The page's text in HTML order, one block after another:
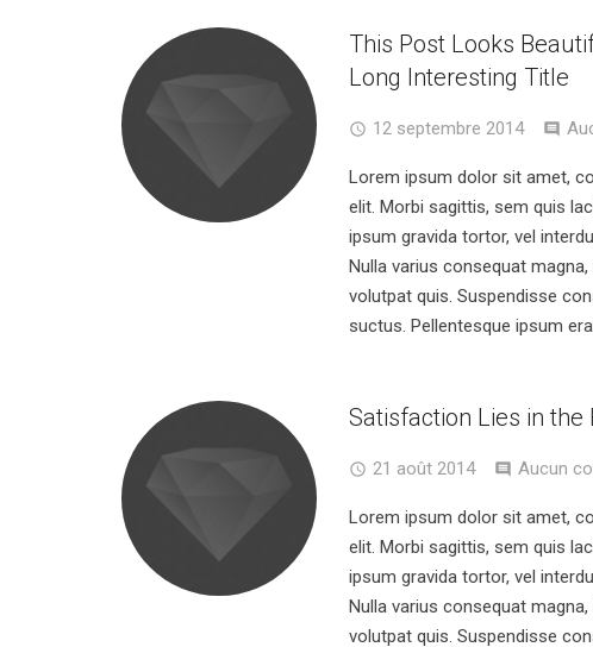
This Post Looks
Long Interesting Title
12 septembre 2014
Lorem ipsum dolor sit amet,
elit. Morbi sagittis, sem quis
ipsum gravida tortor, vel
Nulla varius consequat
volutpat quis. Suspendisse
suctus. Pellentesque ipsum
Satisfaction Lies in the
21 août 2014 Aucun
Lorem ipsum dolor sit amet,
elit. Morbi sagittis, sem quis
ipsum gravida tortor, vel
Nulla varius consequat
volutpat quis. Suspendisse